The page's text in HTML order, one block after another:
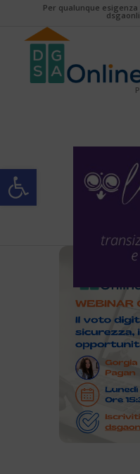
Apri la barra degli strumenti
Per qualunque